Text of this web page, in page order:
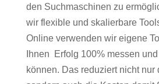
den Suchmaschinen zu
wir flexible und skalierbare
Online verwenden wir eigene
Ihnen Erfolg 100% messen
können. Das reduziert nicht nur